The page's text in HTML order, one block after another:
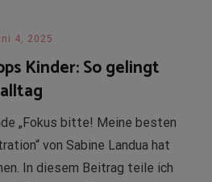
4, 2025
Kinder: So gelingt
„Fokus bitte! Meine besten
von Sabine Landua hat
In diesem Beitrag teile ich